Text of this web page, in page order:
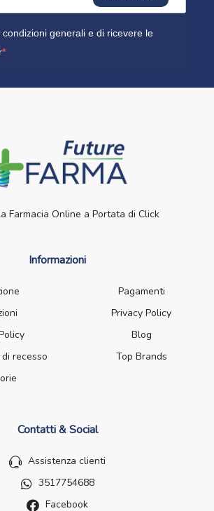
condizioni generali e di ricevere le
Farmacia Online a Portata di Click
Informazioni
Pagamenti
Privacy Policy
Blog
recesso
Top Brands
Contatti & Social
Assistenza clienti
3517754688
Facebook